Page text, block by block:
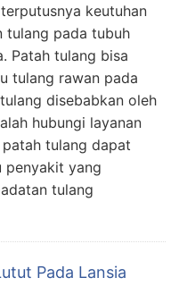
keutuhan
tulang pada tubuh
Patah tulang bisa
tulang rawan pada
disebabkan oleh
hubungi layanan
tulang dapat
penyakit yang
tulang
Pada Lansia